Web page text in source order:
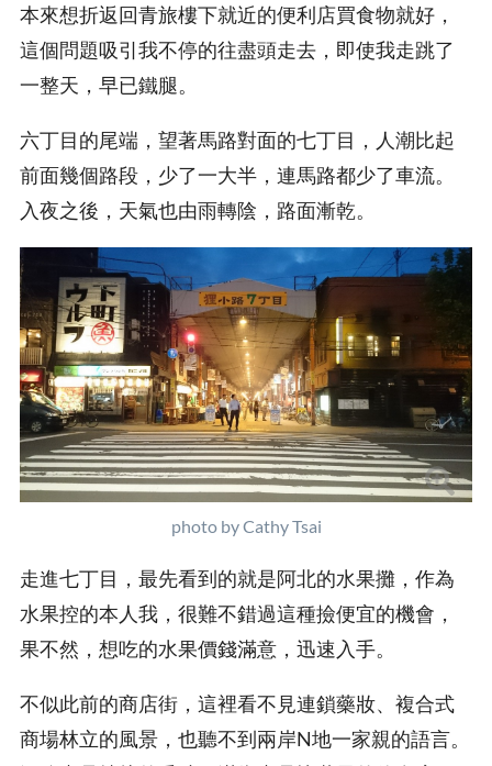
本來想折返回青旅樓下就近的便利店買食物就好，
這個問題吸引我不停的往盡頭走去，即使我走跳了
一整天，早已鐵腿。
六丁目的尾端，望著馬路對面的七丁目，人潮比起
前面幾個路段，少了一大半，連馬路都少了車流。
入夜之後，天氣也由雨轉陰，路面漸乾。
photo by Cathy Tsai
走進七丁目，最先看到的就是阿北的水果攤，作為
水果控的本人我，很難不錯過這種撿便宜的機會，
果不然，想吃的水果價錢滿意，迅速入手。
不似此前的商店街，這裡看不見連鎖藥妝、複合式
商場林立的風景，也聽不到兩岸N地一家親的語言。